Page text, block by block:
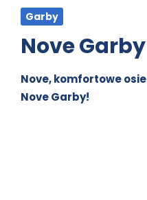
Garby
Nove Garby
Nove, komfortowe
Nove Garby!